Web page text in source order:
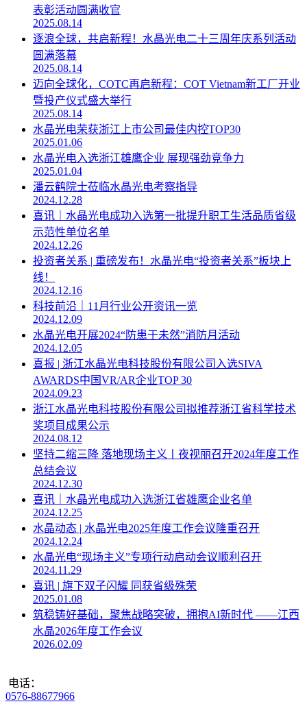
表彰活动圆满收官
2025.08.14
逐浪全球，共启新程！水晶光电二十三周年庆系列活动
圆满落幕
2025.08.14
迈向全球化，COTC再启新程：COT Vietnam新工厂开业
暨投产仪式盛大举行
2025.08.14
水晶光电荣获浙江上市公司最佳内控TOP30
2025.01.06
水晶光电入选浙江雄鹰企业 展现强劲竞争力
2025.01.04
潘云鹤院士莅临水晶光电考察指导
2024.12.28
喜讯｜水晶光电成功入选第一批提升职工生活品质省级
示范性单位名单
2024.12.26
投资者关系 | 重磅发布！水晶光电“投资者关系”板块上
线！
2024.12.16
科技前沿｜11月行业公开资讯一览
2024.12.09
水晶光电开展2024“防患于未然”消防月活动
2024.12.05
喜报 | 浙江水晶光电科技股份有限公司入选SIVA
AWARDS中国VR/AR企业TOP 30
2024.09.23
浙江水晶光电科技股份有限公司拟推荐浙江省科学技术
奖项目成果公示
2024.08.12
坚持二缩三降 落地现场主义丨夜视丽召开2024年度工作
总结会议
2024.12.30
喜讯｜水晶光电成功入选浙江省雄鹰企业名单
2024.12.25
水晶动态 | 水晶光电2025年度工作会议隆重召开
2024.12.24
水晶光电“现场主义”专项行动启动会议顺利召开
2024.11.29
喜讯 | 旗下双子闪耀 同获省级殊荣
2025.01.08
筑稳铸好基础，聚焦战略突破，拥抱AI新时代 ——江西
水晶2026年度工作会议
2026.02.09
电话：
0576-88677966